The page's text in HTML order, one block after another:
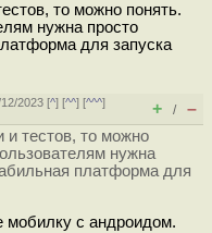
то можно понять.
нужна просто
для запуска
2023 [^] [^^] [^^^]
+ / –
и тестов, то можно
нужна
платформа для
мобилку с андроидом.